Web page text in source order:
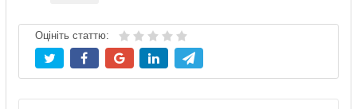
Оцініть статтю: